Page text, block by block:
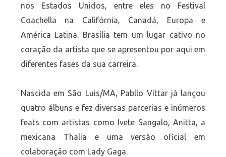
nos Estados Unidos, entre eles no Festival
Coachella na Califórnia, Canadá, Europa e
América Latina. Brasília tem um lugar cativo no
coração da artista que se apresentou por aqui em
diferentes fases da sua carreira.
Nascida em São Luis/MA, Pabllo Vittar já lançou
quatro álbuns e fez diversas parcerias e inúmeros
feats com artistas como Ivete Sangalo, Anitta, a
mexicana Thalia e uma versão oficial em
colaboração com Lady Gaga.